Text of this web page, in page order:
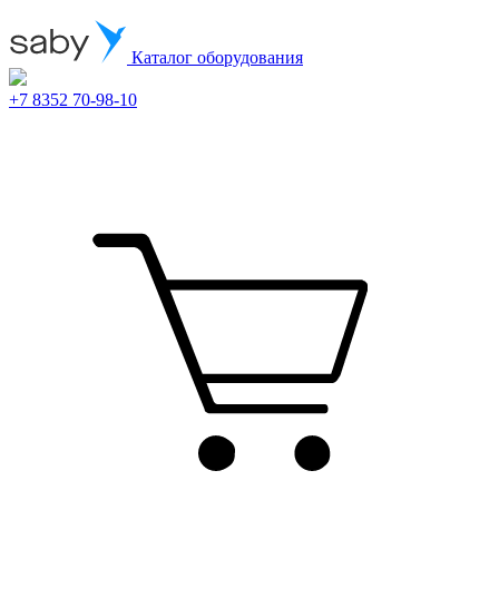
Каталог оборудования
+7 8352 70-98-10